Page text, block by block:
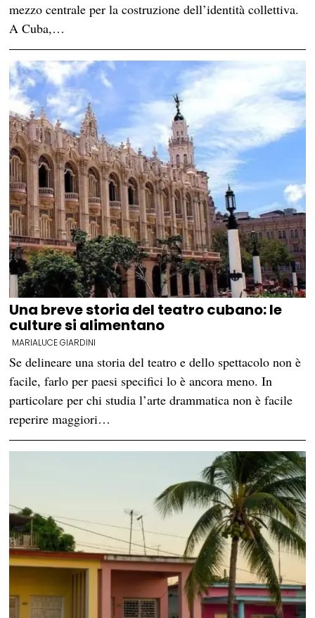
mezzo centrale per la costruzione dell’identità collettiva.
A Cuba,…
Una breve storia del teatro cubano: le
culture si alimentano
MARIALUCE GIARDINI
Se delineare una storia del teatro e dello spettacolo non è
facile, farlo per paesi specifici lo è ancora meno. In
particolare per chi studia l’arte drammatica non è facile
reperire maggiori…